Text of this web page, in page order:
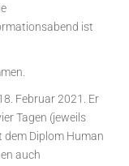
ist
Februar 2021. Er
Tagen (jeweils
Diplom Human
auch